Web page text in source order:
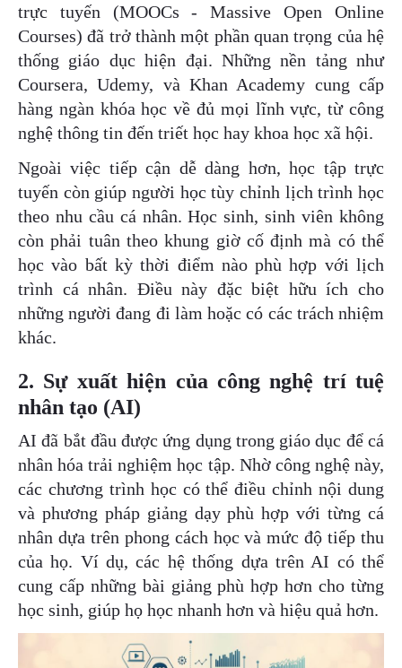
trực tuyến (MOOCs - Massive Open Online
Courses) đã trở thành một phần quan trọng của hệ
thống giáo dục hiện đại. Những nền tảng như
Coursera, Udemy, và Khan Academy cung cấp
hàng ngàn khóa học về đủ mọi lĩnh vực, từ công
nghệ thông tin đến triết học hay khoa học xã hội.
Ngoài việc tiếp cận dễ dàng hơn, học tập trực
tuyến còn giúp người học tùy chỉnh lịch trình học
theo nhu cầu cá nhân. Học sinh, sinh viên không
còn phải tuân theo khung giờ cố định mà có thể
học vào bất kỳ thời điểm nào phù hợp với lịch
trình cá nhân. Điều này đặc biệt hữu ích cho
những người đang đi làm hoặc có các trách nhiệm
khác.
2. Sự xuất hiện của công nghệ trí tuệ
nhân tạo (AI)
AI đã bắt đầu được ứng dụng trong giáo dục để cá
nhân hóa trải nghiệm học tập. Nhờ công nghệ này,
các chương trình học có thể điều chỉnh nội dung
và phương pháp giảng dạy phù hợp với từng cá
nhân dựa trên phong cách học và mức độ tiếp thu
của họ. Ví dụ, các hệ thống dựa trên AI có thể
cung cấp những bài giảng phù hợp hơn cho từng
học sinh, giúp họ học nhanh hơn và hiệu quả hơn.